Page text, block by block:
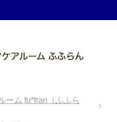
ーム fu*fran（ふふら